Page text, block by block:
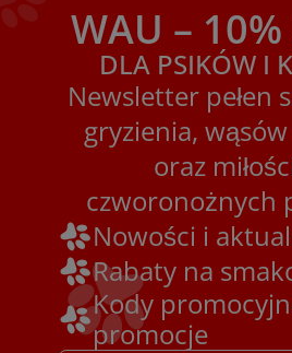
WAU –
DLA PSIKÓW I
Newsletter pełen
gryzienia,
oraz
czworonożnych
Nowości i
Rabaty na
Kody
promocje